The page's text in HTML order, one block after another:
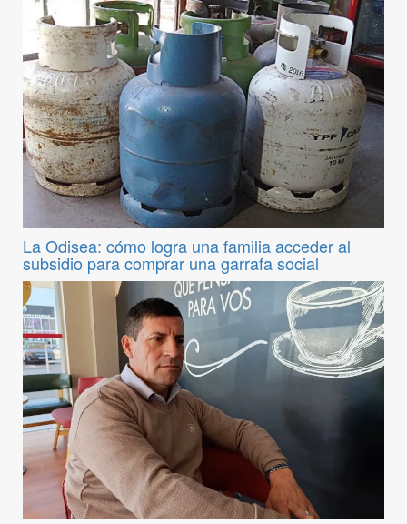
La Odisea: cómo logra una familia acceder al
subsidio para comprar una garrafa social